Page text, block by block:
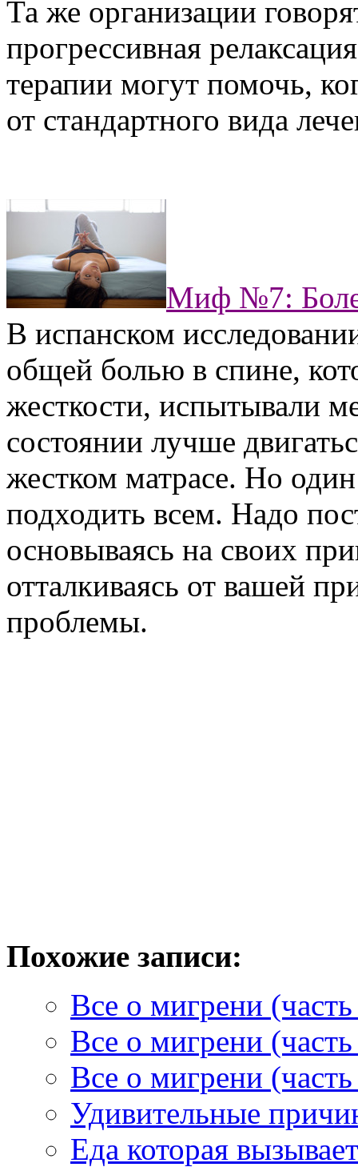
Та же организации
прогрессивная
терапии могут помочь,
от стандартного вида
Миф №7:
В испанском
общей болью в спине,
жесткости, испытывали
состоянии лучше
жестком матрасе. Но
подходить всем. Надо
основываясь на своих
отталкиваясь от вашей
проблемы.
Похожие записи:
Все о мигрени
Все о мигрени
Все о мигрени
Удивительные
Еда которая